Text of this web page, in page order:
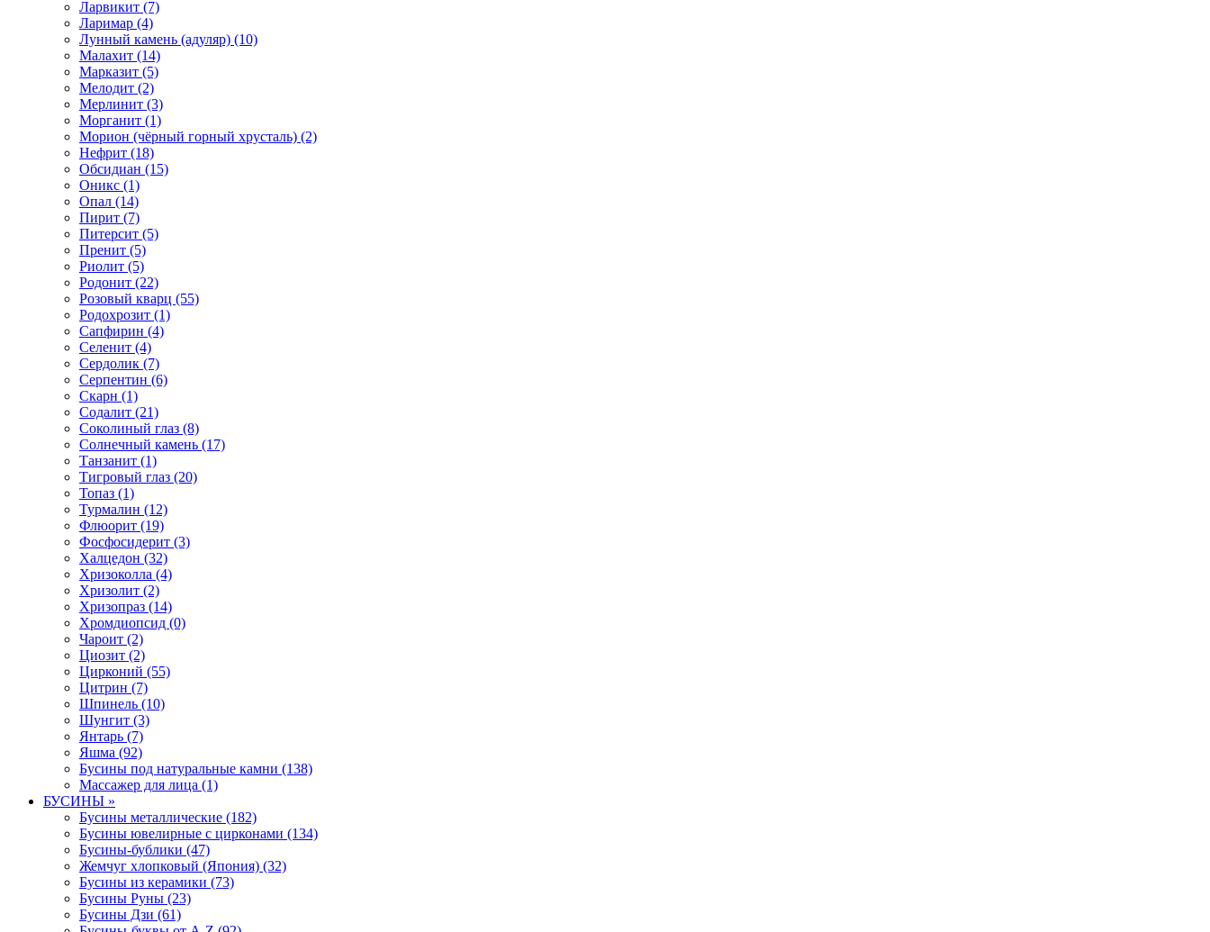
Ларвикит (7)
Ларимар (4)
Лунный камень (адуляр) (10)
Малахит (14)
Марказит (5)
Мелодит (2)
Мерлинит (3)
Морганит (1)
Морион (чёрный горный хрусталь) (2)
Нефрит (18)
Обсидиан (15)
Оникс (1)
Опал (14)
Пирит (7)
Питерсит (5)
Пренит (5)
Риолит (5)
Родонит (22)
Розовый кварц (55)
Родохрозит (1)
Сапфирин (4)
Селенит (4)
Сердолик (7)
Серпентин (6)
Скарн (1)
Содалит (21)
Соколиный глаз (8)
Солнечный камень (17)
Танзанит (1)
Тигровый глаз (20)
Топаз (1)
Турмалин (12)
Флюорит (19)
Фосфосидерит (3)
Халцедон (32)
Хризоколла (4)
Хризолит (2)
Хризопраз (14)
Хромдиопсид (0)
Чароит (2)
Циозит (2)
Цирконий (55)
Цитрин (7)
Шпинель (10)
Шунгит (3)
Янтарь (7)
Яшма (92)
Бусины под натуральные камни (138)
Массажер для лица (1)
БУСИНЫ »
Бусины металлические (182)
Бусины ювелирные с цирконами (134)
Бусины-бублики (47)
Жемчуг хлопковый (Япония) (32)
Бусины из керамики (73)
Бусины Руны (23)
Бусины Дзи (61)